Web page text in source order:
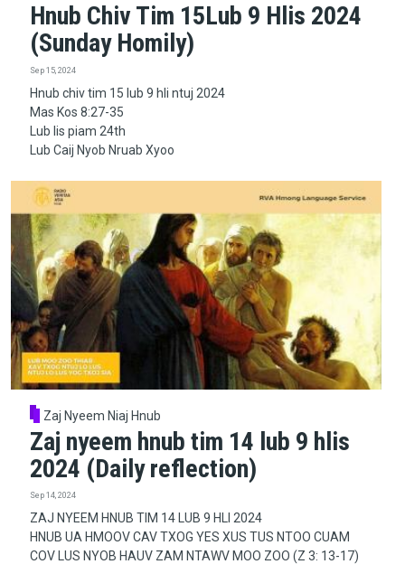
Hnub Chiv Tim 15Lub 9 Hlis 2024
(Sunday Homily)
Sep 15, 2024
Hnub chiv tim 15 lub 9 hli ntuj 2024
Mas Kos 8:27-35
Lub lis piam 24th
Lub Caij Nyob Nruab Xyoo
Zaj Nyeem Niaj Hnub
Zaj nyeem hnub tim 14 lub 9 hlis
2024 (Daily reflection)
Sep 14, 2024
ZAJ NYEEM HNUB TIM 14 LUB 9 HLI 2024
HNUB UA HMOOV CAV TXOG YES XUS TUS NTOO CUAM
COV LUS NYOB HAUV ZAM NTAWV MOO ZOO (Z 3: 13-17)